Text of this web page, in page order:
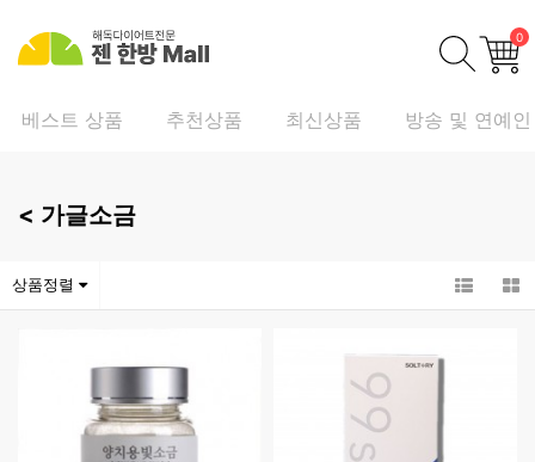
0
베스트 상품 추천상품 최신상품 방송 및 연예
< 가글소금
상품정렬